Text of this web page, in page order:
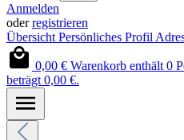
Anmelden
oderregistrieren
Übersicht Persönliches Profil
0,00 € Warenkorb enthält 0
beträgt 0,00 €.